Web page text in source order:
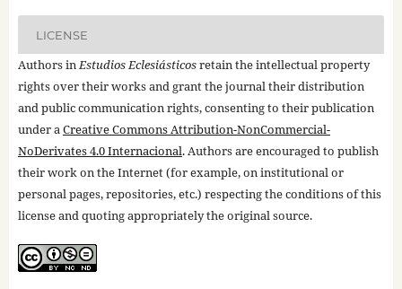
LICENSE
Authors inEstudios Eclesiásticosretain the intellectual property
rights over their works and grant the journal their distribution
and public communication rights, consenting to their publication
under aCreative Commons Attribution-NonCommercial-
NoDerivates 4.0 Internacional. Authors are encouraged to publish
their work on the Internet (for example, on institutional or
personal pages, repositories, etc.) respecting the conditions of this
license and quoting appropriately the original source.